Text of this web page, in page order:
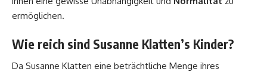
ermöglichen.
Wie reich sind Susanne Klatten’s Kinder?
Da Susanne Klatten eine beträchtliche Menge ihres